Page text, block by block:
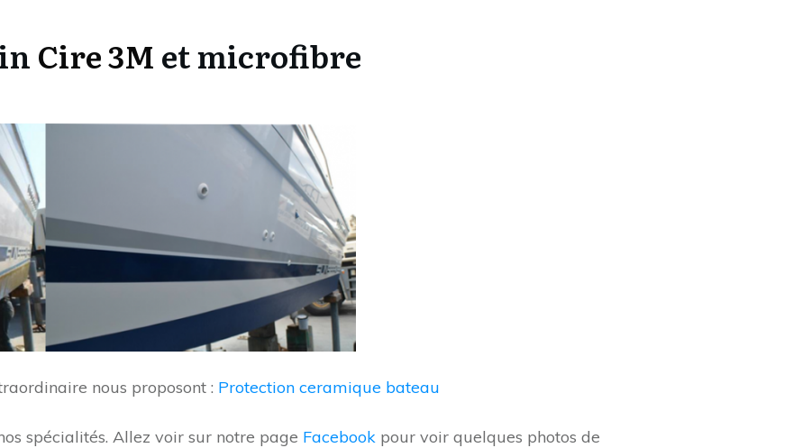
Cire 3M et microfibre
nous proposont : Protection ceramique bateau
spécialités. Allez voir sur notre page Facebook pour voir quelques photos de